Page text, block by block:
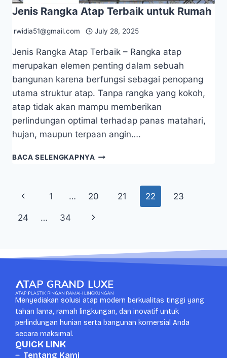
Jenis Rangka Atap Terbaik untuk Rumah
rwidia51@gmail.com July 28, 2025
Jenis Rangka Atap Terbaik – Rangka atap
merupakan elemen penting dalam sebuah
bangunan karena berfungsi sebagai penopang
utama struktur atap. Tanpa rangka yang kokoh,
atap tidak akan mampu memberikan
perlindungan optimal terhadap panas matahari,
hujan, maupun terpaan angin….
BACA SELENGKAPNYA
1 … 20 21 22 23
24 … 34
Menyediakan solusi atap modern berkualitas tinggi yang
tahan lama, ramah lingkungan, dan inovatif untuk
perlindungan hunian serta bangunan komersial Anda
secara maksimal.
QUICK LINK
Tentang Kami